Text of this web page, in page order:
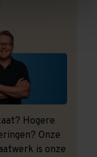
Hogere
Onze
is onze